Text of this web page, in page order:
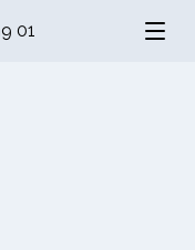
01